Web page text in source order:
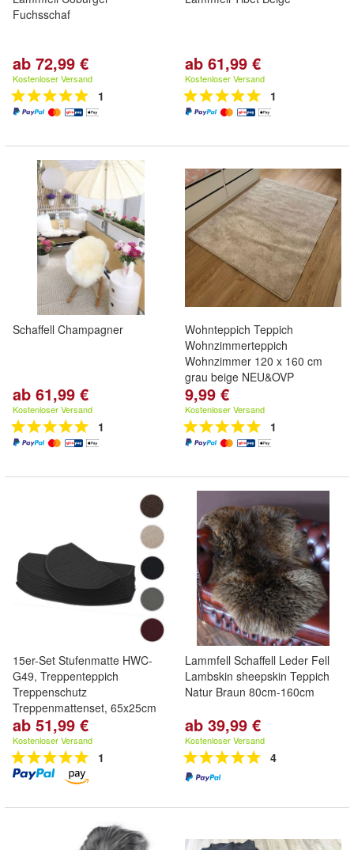
Fuchsschaf
ab 72,99 €
Kostenloser Versand
1
ab 61,99 €
Kostenloser Versand
1
Schaffell Champagner
ab 61,99 €
Kostenloser Versand
1
Wohnteppich Teppich
Wohnzimmerteppich
Wohnzimmer 120 x 160 cm
grau beige NEU&OVP
9,99 €
Kostenloser Versand
1
15er-Set Stufenmatte HWC-
G49, Treppenteppich
Treppenschutz
Treppenmattenset, 65x25cm
ab 51,99 €
Kostenloser Versand
1
Lammfell Schaffell Leder Fell
Lambskin sheepskin Teppich
Natur Braun 80cm-160cm
ab 39,99 €
Kostenloser Versand
4